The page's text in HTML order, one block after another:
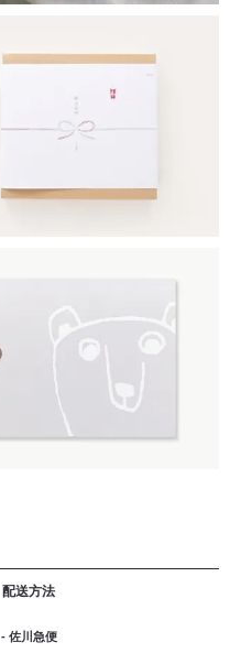
配送方法
- 佐川急便